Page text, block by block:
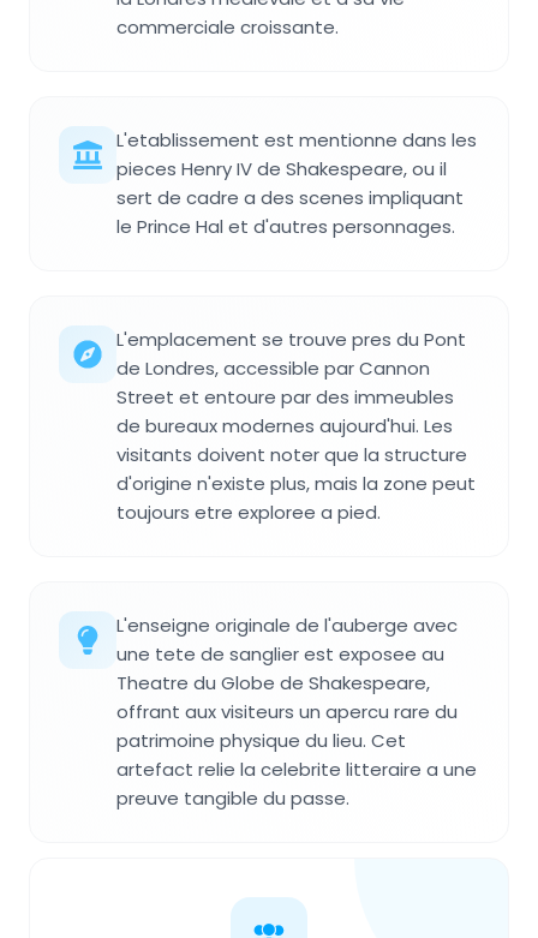
commerciale croissante.
L'etablissement est mentionne dans les
pieces Henry IV de Shakespeare, ou il
sert de cadre a des scenes impliquant
le Prince Hal et d'autres personnages.
L'emplacement se trouve pres du Pont
de Londres, accessible par Cannon
Street et entoure par des immeubles
de bureaux modernes aujourd'hui. Les
visitants doivent noter que la structure
d'origine n'existe plus, mais la zone peut
toujours etre exploree a pied.
L'enseigne originale de l'auberge avec
une tete de sanglier est exposee au
Theatre du Globe de Shakespeare,
offrant aux visiteurs un apercu rare du
patrimoine physique du lieu. Cet
artefact relie la celebrite litteraire a une
preuve tangible du passe.